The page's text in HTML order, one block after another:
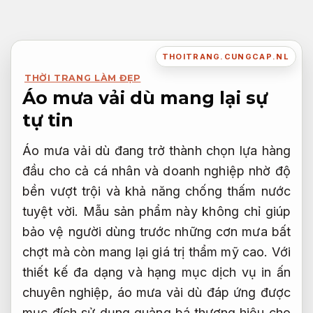
nội
THOITRANG.CUNGCAP.NL
THỜI TRANG LÀM ĐẸP
Áo mưa vải dù mang lại sự
tự tin
Áo mưa vải dù đang trở thành chọn lựa hàng
đầu cho cả cá nhân và doanh nghiệp nhờ độ
bền vượt trội và khả năng chống thấm nước
tuyệt vời. Mẫu sản phẩm này không chỉ giúp
bảo vệ người dùng trước những cơn mưa bất
chợt mà còn mang lại giá trị thẩm mỹ cao. Với
thiết kế đa dạng và hạng mục dịch vụ in ấn
chuyên nghiệp, áo mưa vải dù đáp ứng được